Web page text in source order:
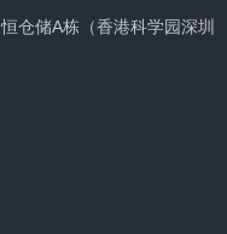
仓储A栋（香港科学园深圳